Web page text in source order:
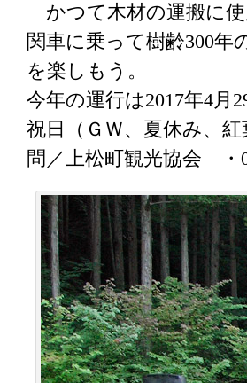
かつて木材の運搬に
関車に乗って樹齢300
を楽しもう。
今年の運行は2017年4月
祝日（ＧＷ、夏休み、
問／上松町観光協会 ・